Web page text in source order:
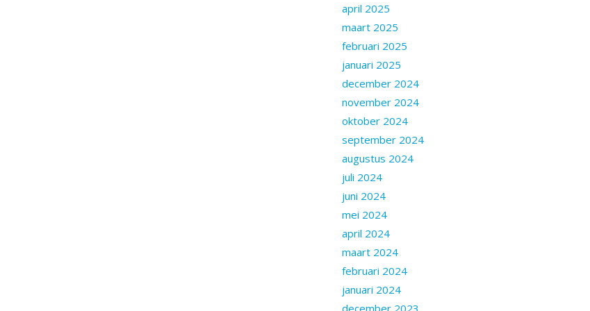
april 2025
maart 2025
februari 2025
januari 2025
december 2024
november 2024
oktober 2024
september 2024
augustus 2024
juli 2024
juni 2024
mei 2024
april 2024
maart 2024
februari 2024
januari 2024
december 2023